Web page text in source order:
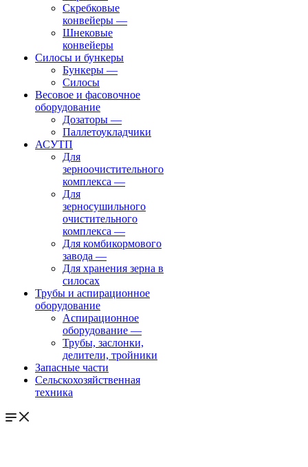
Скребковые
конвейеры —
Шнековые
конвейеры
Силосы и бункеры
Бункеры —
Силосы
Весовое и фасовочное
оборудование
Дозаторы —
Паллетоукладчики
АСУТП
Для
зерноочистительного
комплекса —
Для
зерносушильного
очистительного
комплекса —
Для комбикормового
завода —
Для хранения зерна в
силосах
Трубы и аспирационное
оборудование
Аспирационное
оборудование —
Трубы, заслонки,
делители, тройники
Запасные части
Сельскохозяйственная
техника